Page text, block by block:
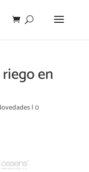
en
|0